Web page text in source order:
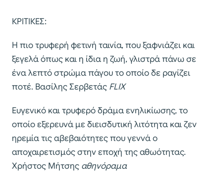
ΚΡΙΤΙΚΕΣ:
Η πιο τρυφερή φετινή ταινία, που ξαφνιάζει και
ξεγελά όπως και η ίδια η ζωή, γλιστρά πάνω σε
ένα λεπτό στρώμα πάγου το οποίο δε ραγίζει
ποτέ. Βασίλης Σερβετάς FLIX
Ευγενικό και τρυφερό δράμα ενηλικίωσης, το
οποίο εξερευνά με διεισδυτική λιτότητα και ζεν
ηρεμία τις αβεβαιότητες που γεννά ο
αποχαιρετισμός στην εποχή της αθωότητας.
Χρήστος Μήτσης αθηνόραμα